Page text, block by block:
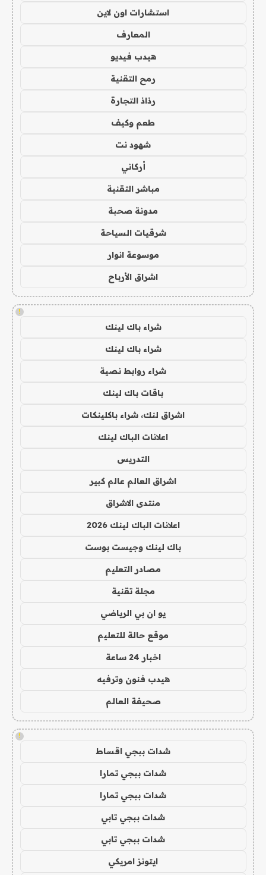
استشارات اون لاين
المعارف
هيدب فيديو
رمح التقنية
رذاذ التجارة
طعم وكيف
شهود نت
أركاني
مباشر التقنية
مدونة صحبة
شرقيات السياحة
موسوعة انوار
اشراق الأرباح
!
شراء باك لينك
شراء باك لينك
شراء روابط نصية
باقات باك لينك
اشراق لنك، شراء باكلينكات
اعلانات الباك لينك
التدريس
اشراق العالم عالم كبير
منتدى الاشراق
اعلانات الباك لينك 2026
باك لينك وجيست بوست
مصادر التعليم
مجلة تقنية
يو ان بي الرياضي
موقع حالة للتعليم
اخبار 24 ساعة
هيدب فنون وترفيه
صحيفة العالم
!
شدات ببجي اقساط
شدات ببجي تمارا
شدات ببجي تمارا
شدات ببجي تابي
شدات ببجي تابي
ايتونز امريكي